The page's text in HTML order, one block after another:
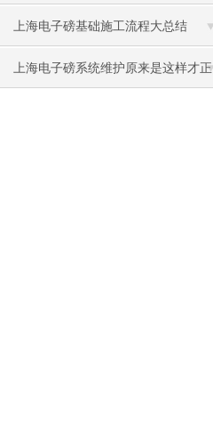
上海电子磅基础施工流程大总结
上海电子磅系统维护原来是这样才正